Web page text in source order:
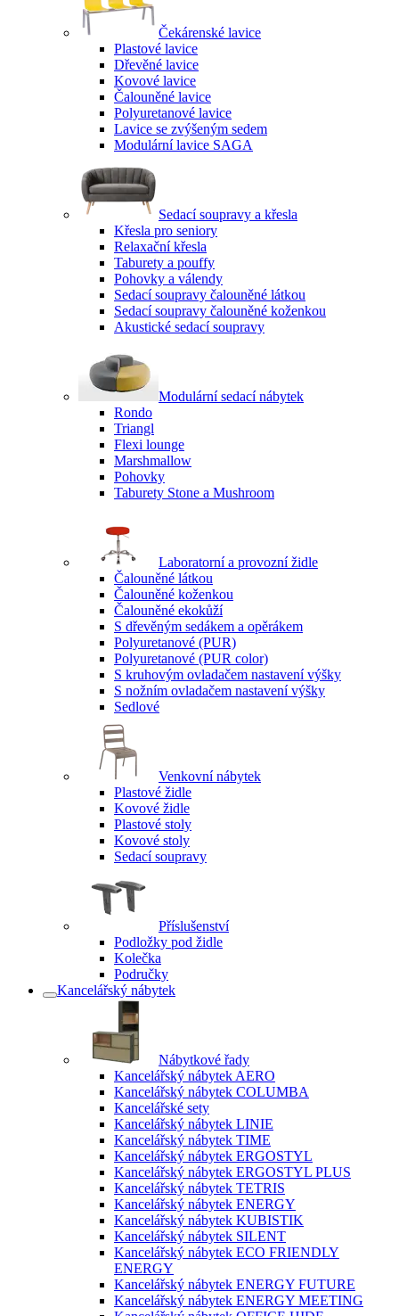
Čekárenské lavice
Plastové lavice
Dřevěné lavice
Kovové lavice
Čalouněné lavice
Polyuretanové lavice
Lavice se zvýšeným sedem
Modulární lavice SAGA
Sedací soupravy a křesla
Křesla pro seniory
Relaxační křesla
Taburety a pouffy
Pohovky a válendy
Sedací soupravy čalouněné látkou
Sedací soupravy čalouněné koženkou
Akustické sedací soupravy
Modulární sedací nábytek
Rondo
Triangl
Flexi lounge
Marshmallow
Pohovky
Taburety Stone a Mushroom
Laboratorní a provozní židle
Čalouněné látkou
Čalouněné koženkou
Čalouněné ekokůží
S dřevěným sedákem a opěrákem
Polyuretanové (PUR)
Polyuretanové (PUR color)
S kruhovým ovladačem nastavení výšky
S nožním ovladačem nastavení výšky
Sedlové
Venkovní nábytek
Plastové židle
Kovové židle
Plastové stoly
Kovové stoly
Sedací soupravy
Příslušenství
Podložky pod židle
Kolečka
Područky
Kancelářský nábytek
Nábytkové řady
Kancelářský nábytek AERO
Kancelářský nábytek COLUMBA
Kancelářské sety
Kancelářský nábytek LINIE
Kancelářský nábytek TIME
Kancelářský nábytek ERGOSTYL
Kancelářský nábytek ERGOSTYL PLUS
Kancelářský nábytek TETRIS
Kancelářský nábytek ENERGY
Kancelářský nábytek KUBISTIK
Kancelářský nábytek SILENT
Kancelářský nábytek ECO FRIENDLY
ENERGY
Kancelářský nábytek ENERGY FUTURE
Kancelářský nábytek ENERGY MEETING